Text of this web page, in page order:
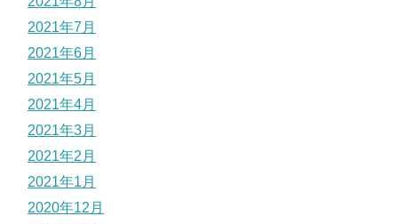
2021年7月
2021年6月
2021年5月
2021年4月
2021年3月
2021年2月
2021年1月
2020年12月